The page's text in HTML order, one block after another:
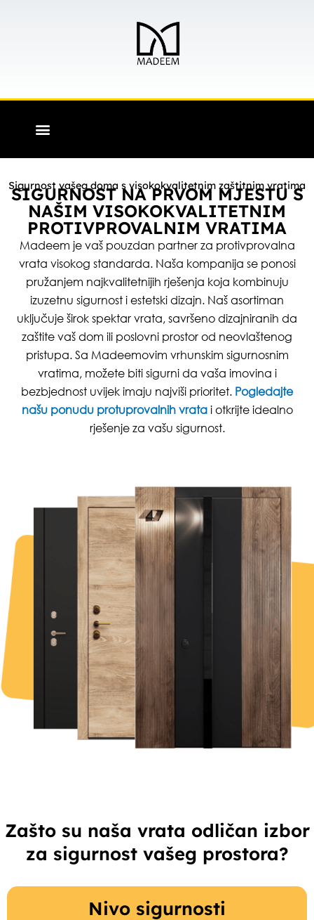
b
o
o
k
-
f
a
g
r
a
m
Sigurnost vašeg doma s visokokvalitetnim zaštitnim vratima
SIGURNOST NA PRVOM MJESTU S
NAŠIM VISOKOKVALITETNIM
PROTIVPROVALNIM VRATIMA
Madeem je vaš pouzdan partner za protivprovalna
vrata visokog standarda. Naša kompanija se ponosi
pružanjem najkvalitetnijih rješenja koja kombinuju
izuzetnu sigurnost i estetski dizajn. Naš asortiman
uključuje širok spektar vrata, savršeno dizajniranih da
zaštite vaš dom ili poslovni prostor od neovlaštenog
pristupa. Sa Madeemovim vrhunskim sigurnosnim
vratima, možete biti sigurni da vaša imovina i
bezbjednost uvijek imaju najviši prioritet. Pogledajte
našu ponudu protuprovalnih vratai otkrijte idealno
rješenje za vašu sigurnost.
Zašto su naša vrata odličan izbor
za sigurnost vašeg prostora?
Nivo sigurnosti